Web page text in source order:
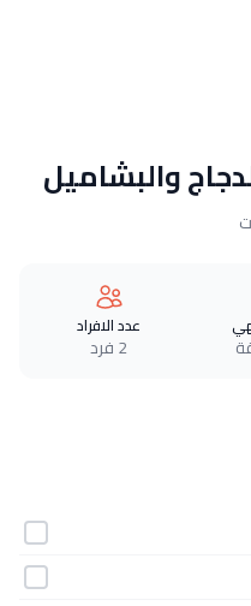
والبشاميل
عدد الافراد
2 فرد